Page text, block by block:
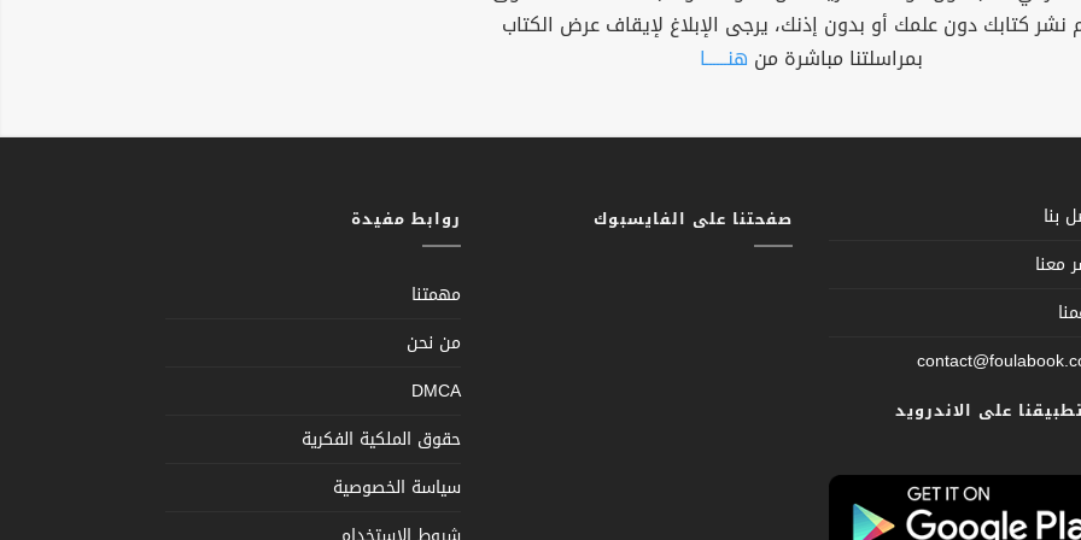
نشر كتابك دون علمك أو بدون إذنك، يرجى الإبلاغ لإيقاف عرض الكتاب
بمراسلتنا مباشرة من هنــــــا
بنا
معنا
على الاندرويد
صفحتنا على الفايسبوك روابط مفيدة
مهمتنا
من نحن
DMCA
حقوق الملكية الفكرية
سياسة الخصوصية